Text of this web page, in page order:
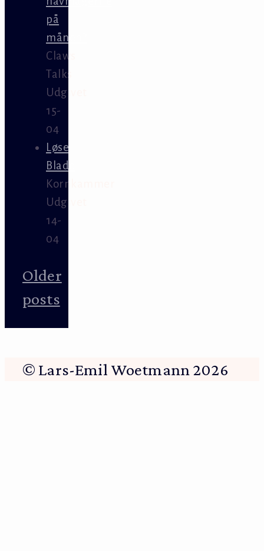
på
månen?
Claws
Talks
Udgivet
15-
04
Løse
Blade
Kornkammer
Udgivet
14-
04
Older
posts
© Lars-Emil Woetmann 2026